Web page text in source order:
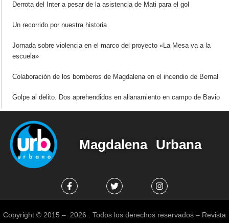
Derrota del Inter a pesar de la asistencia de Mati para el gol
Un recorrido por nuestra historia
Jornada sobre violencia en el marco del proyecto «La Mesa va a la
escuela»
Colaboración de los bomberos de Magdalena en el incendio de Bernal
Golpe al delito. Dos aprehendidos en allanamiento en campo de Bavio
Magdalena Urbana
Copyright © 2015 – 2026 . Todos los derechos reservados – Revista